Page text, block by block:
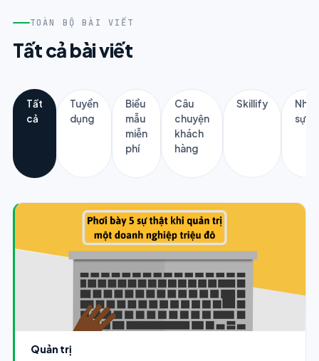
TOÀN BỘ BÀI VIẾT
Tất cả bài viết
Tất
cả
Tuyển
dụng
Biểu
mẫu
miễn
phí
Câu
chuyện
khách
hàng
Skillify
Nhân
sự
Quản trị